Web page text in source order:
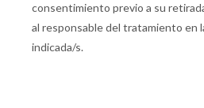
consentimiento previo a su
al responsable del tratamiento en
indicada/s.